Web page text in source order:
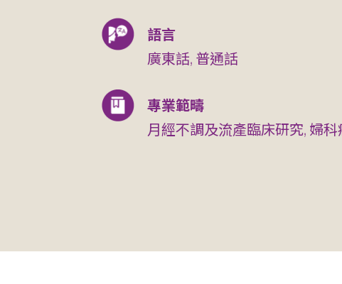
語言
廣東話, 普通話
專業範疇
月經不調及流產臨床研究, 婦